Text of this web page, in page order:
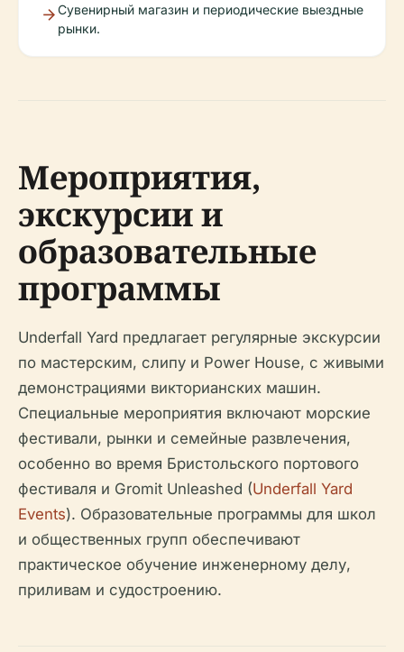
Сувенирный магазин и периодические выездные
рынки.
Мероприятия,
экскурсии и
образовательные
программы
Underfall Yard предлагает регулярные экскурсии
по мастерским, слипу и Power House, с живыми
демонстрациями викторианских машин.
Специальные мероприятия включают морские
фестивали, рынки и семейные развлечения,
особенно во время Бристольского портового
фестиваля и Gromit Unleashed (Underfall Yard
Events). Образовательные программы для школ
и общественных групп обеспечивают
практическое обучение инженерному делу,
приливам и судостроению.